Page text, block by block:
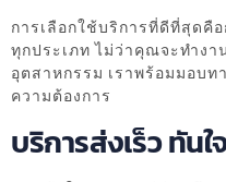
การเลือกใช้บริการที่ดีที่สุดคื
ทุกประเภท ไม่ว่าคุณจะทำง
อุตสาหกรรม เราพร้อมมอบ
ความต้องการ
บริการส่งเร็ว ทัน